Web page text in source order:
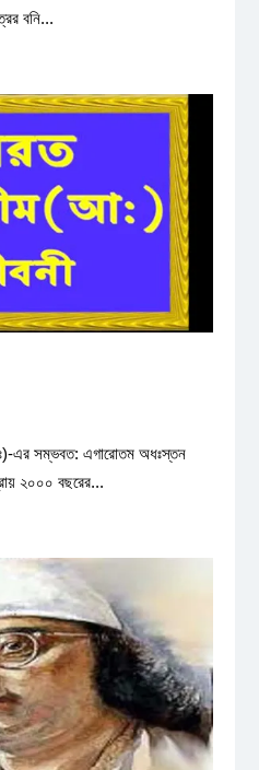
বনি...
এর সম্ভবত: এগারোতম অধঃস্তন
২০০০ বছরের...